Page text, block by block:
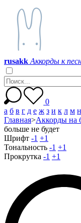
rusakk Аккорды к
0
а б в г д е ж з и к л м н
Главная>Аккорды на
больше не будет
Шрифт -1 +1
Тональность -1 +1
Прокрутка -1 +1